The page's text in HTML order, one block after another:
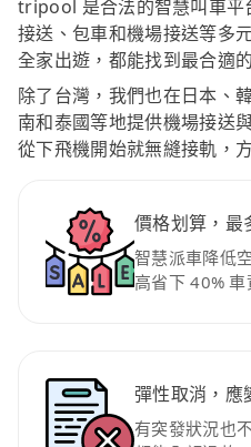
tripool 是合法的智慧叫車平
接送、包車和機場接送等多
全家出遊，都能找到最合適
除了台灣，我們也在日本、
南和泰國等地提供機場接送
從下飛機開始就無縫接軌，
價格划算，最
智慧派車降低
高省下 40% 車
彈性取消，應
有突發狀況也